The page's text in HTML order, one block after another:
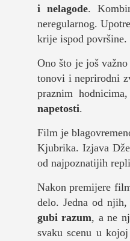
i nelagode.
neregularnog.
krije ispod površine.
Ono što je još
tonovi i neprirodni
praznim
napetosti.
Film je
Kjubrika. Izjava
od najpoznatijih
Nakon premijere
delo. Jedna od
gubi razum, a ne
svaku scenu u